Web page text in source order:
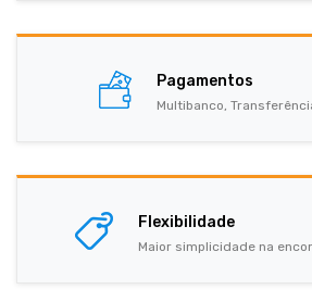
Pagamentos
Multibanco,
Flexibilidade
Maior simplicidade na